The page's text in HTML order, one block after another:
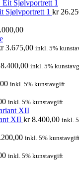
Sjølvportrett 1 kr
3.675,00 inkl. 5%
inkl. 5%
inkl. 5% kunstavgift
inkl. 5% kunstavgift
XII kr8.400,00 inkl.
inkl. 5%
inkl. 5% kunstavgift